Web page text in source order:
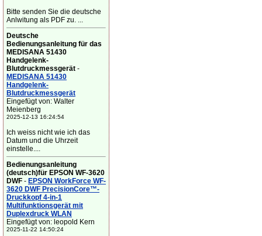
Bitte senden Sie die deutsche
Anlwitung als PDF zu. ...
Deutsche
Bedienungsanleitung für das
MEDISANA 51430
Handgelenk-
Blutdruckmessgerät -
MEDISANA 51430
Handgelenk-
Blutdruckmessgerät
Eingefügt von: Walter
Meienberg
2025-12-13 16:24:54
Ich weiss nicht wie ich das
Datum und die Uhrzeit
einstelle....
Bedienungsanleitung
(deutsch)für EPSON WF-3620
DWF - EPSON WorkForce WF-
3620 DWF PrecisionCore™-
Druckkopf 4-in-1
Multifunktionsgerät mit
Duplexdruck WLAN
Eingefügt von: leopold Kern
2025-11-22 14:50:24